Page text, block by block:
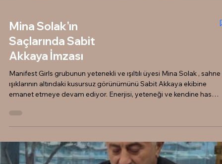
Mina Solak'ın
Saçlarında Sabit
Akkaya İmzası
ışıklarının altındaki kusursuz görünümünü Sabit Akkaya ekibine
tarzıyla dikkat çeken Mina, saçlarındaki değişim ve bakım süreçleri
sık sık salonumuzu ziyaret eden favori konuklarımızdan. Her